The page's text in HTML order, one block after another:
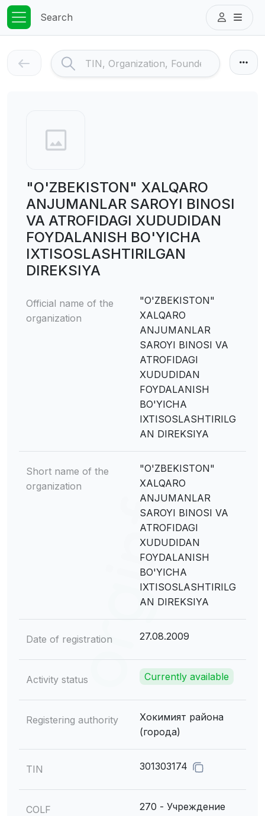
Search
"O'ZBEKISTON" XALQARO
ANJUMANLAR SAROYI BINOSI
VA ATROFIDAGI XUDUDIDAN
FOYDALANISH BO'YICHA
IXTISOSLASHTIRILGAN
DIREKSIYA
Official name of the
organization
"O'ZBEKISTON"
XALQARO
ANJUMANLAR
SAROYI BINOSI VA
ATROFIDAGI
XUDUDIDAN
FOYDALANISH
BO'YICHA
IXTISOSLASHTIRILG
AN DIREKSIYA
Short name of the
organization
"O'ZBEKISTON"
XALQARO
ANJUMANLAR
SAROYI BINOSI VA
ATROFIDAGI
XUDUDIDAN
FOYDALANISH
BO'YICHA
IXTISOSLASHTIRILG
AN DIREKSIYA
Date of registration 27.08.2009
Activity status Currently available
Registering authority
Хокимият района
(города)
TIN 301303174
COLF 270 - Учреждение